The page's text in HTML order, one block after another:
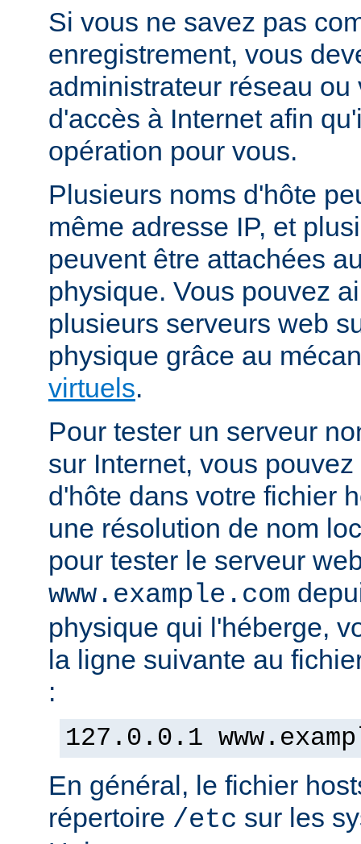
Si vous ne savez pas
enregistrement, vous
administrateur réseau ou
d'accès à Internet afin
opération pour vous.
Plusieurs noms d'hôte
même adresse IP, et
peuvent être attachées
physique. Vous pouvez
plusieurs serveurs web
physique grâce au
virtuels.
Pour tester un serveur
sur Internet, vous
d'hôte dans votre fichier
une résolution de nom
pour tester le serveur
www.example.com
physique qui l'héberge,
la ligne suivante au
:
127.0.0.1
En général, le fichier
répertoire /etc sur les